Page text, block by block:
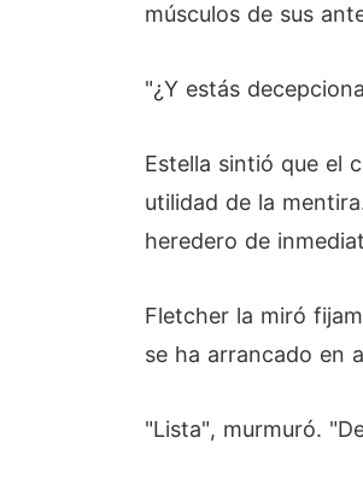
músculos de sus
"¿Y estás
Estella sintió que el
utilidad de la
heredero de
Fletcher la miró
se ha arrancado en
"Lista", murmuró.